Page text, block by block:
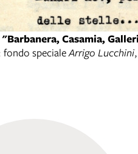
Casamia,
fondo specialeArrigo Lucchini